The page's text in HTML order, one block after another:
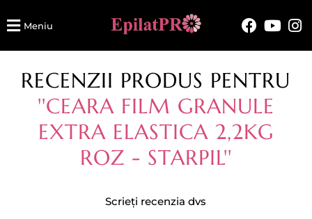
Meniu
RECENZII PRODUS PENTRU
CEARA FILM GRANULE
EXTRA ELASTICA 2,2KG
ROZ - STARPIL
Scrieți recenzia dvs